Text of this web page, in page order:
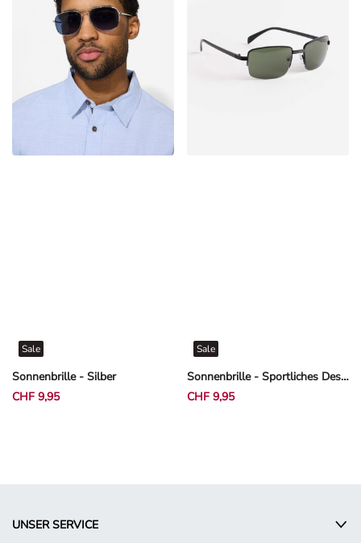
Sonnenbrille - Silber
Sale
CHF 9,95
Sonnenbrille - Sportliches Design - Schwarz
Sale
CHF 9,95
UNSER SERVICE